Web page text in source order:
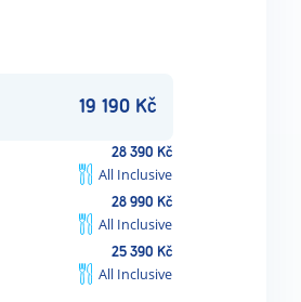
19 190 Kč
28 390 Kč
All Inclusive
28 990 Kč
All Inclusive
25 390 Kč
All Inclusive